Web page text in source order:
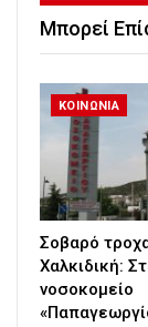
Μπορεί
ΚΟΙΝΩΝΙΑ
Σοβαρό
Χαλκιδική:
νοσοκομείο